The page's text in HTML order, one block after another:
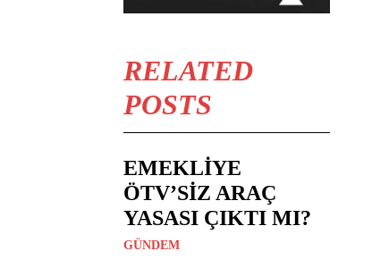
RELATED
POSTS
EMEKLİYE
ÖTV’SİZ ARAÇ
YASASI ÇIKTI MI?
GÜNDEM